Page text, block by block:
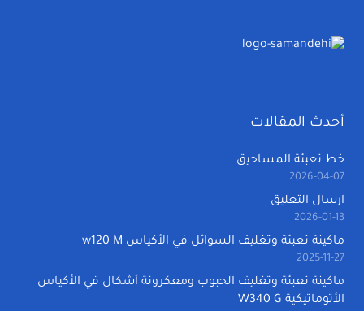
أحدث المقالات
خط تعبئة المساحيق
2026-04-07
ارسال التعليق
2026-01-13
ماكينة تعبئة وتغليف السوائل في الأكياس w120 M
2025-11-27
ماكينة تعبئة وتغليف الحبوب ومعكرونة أشكال في الأكياس
الأتوماتيكية W340 G